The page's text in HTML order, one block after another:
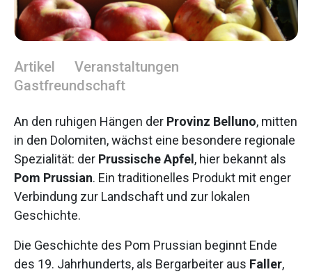
Artikel
Veranstaltungen
Gastfreundschaft
An den ruhigen Hängen der Provinz Belluno, mitten
in den Dolomiten, wächst eine besondere regionale
Spezialität: der Prussische Apfel , hier bekannt als
Pom Prussian. Ein traditionelles Produkt mit enger
Verbindung zur Landschaft und zur lokalen
Geschichte.
Die Geschichte des Pom Prussian beginnt Ende
des 19. Jahrhunderts, als Bergarbeiter aus Faller,